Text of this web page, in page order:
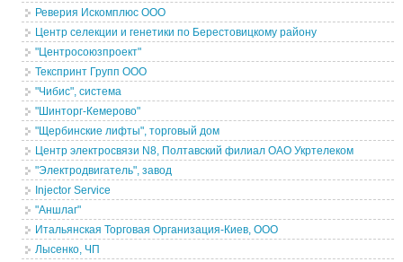
Реверия Искомплюс ООО
Центр селекции и генетики по Берестовицкому району
"Центросоюзпроект"
Текспринт Групп ООО
"Чибис", система
"Шинторг-Кемерово"
"Щербинские лифты", торговый дом
Центр электросвязи N8, Полтавский филиал ОАО Укртелеком
"Электродвигатель", завод
Injector Service
"Аншлаг"
Итальянская Торговая Организация-Киев, ООО
Лысенко, ЧП